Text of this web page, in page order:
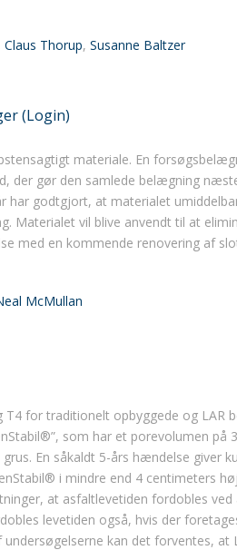
Claus Thorup, Susanne Baltzer
(Login)
materiale. En
der gør den samlede belægning
har godtgjort, at materialet
Materialet vil blive anvendt til at
med en kommende renovering af
McMullan
for traditionelt opbyggede og LAR
som har et porevolumen på
En såkaldt 5-års hændelse giver
i mindre end 4 centimeters
at asfaltlevetiden fordobles ved
levetiden også, hvis der
kan det forventes, at